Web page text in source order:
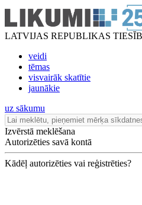
LATVIJAS REPUBLIKAS
veidi
tēmas
visvairāk skatītie
jaunākie
uz sākumu
Izvērstā meklēšana
Autorizēties savā kontā
Kādēļ autorizēties vai reģistrēties?